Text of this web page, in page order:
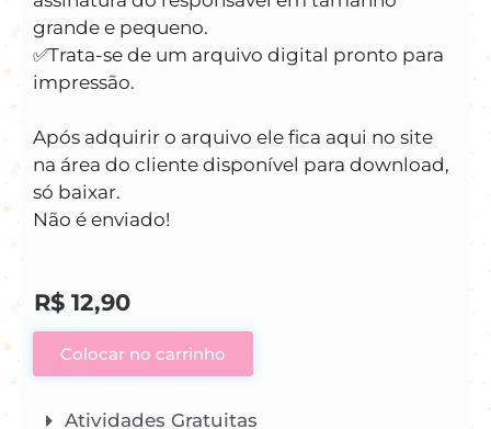
grande e pequeno.
✅️Trata-se de um arquivo digital pronto para
impressão.
Após adquirir o arquivo ele fica aqui no site
na área do cliente disponível para download,
só baixar.
Não é enviado!
R$ 12,90
Colocar no carrinho
Atividades Gratuitas